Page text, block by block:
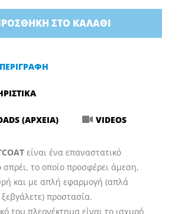
ΣΤΟ ΚΑΛΆΘΙ
(ΑΡΧΕΙΑ) VIDEOS
είναι ένα επαναστατικό
σπρέι, το οποίο προσφέρει άμεση,
και με απλή εφαρμογή (απλά
προστασία.
του πλεονέκτημα είναι το ισχυρό